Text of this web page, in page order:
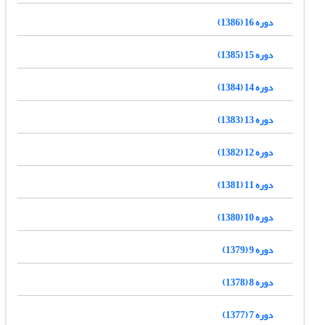
دوره 16 (1386)
دوره 15 (1385)
دوره 14 (1384)
دوره 13 (1383)
دوره 12 (1382)
دوره 11 (1381)
دوره 10 (1380)
دوره 9 (1379)
دوره 8 (1378)
دوره 7 (1377)